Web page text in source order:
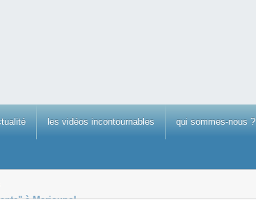
les vidéos incontournables qui sommes-nous ?
à Marioupol